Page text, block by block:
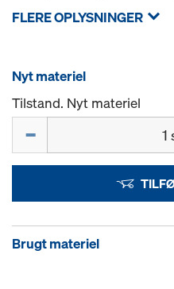
FLERE OPLYSNINGER
Nyt materiel
Tilstand. Nyt materiel
Brugt materiel